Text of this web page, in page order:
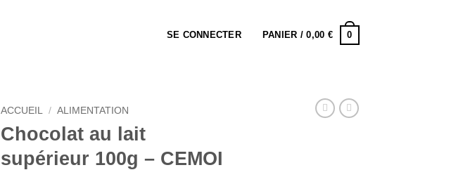
SE CONNECTER PANIER /0,00 € 0
ACCUEIL / ALIMENTATION
Chocolat au lait
supérieur 100g – CEMOI